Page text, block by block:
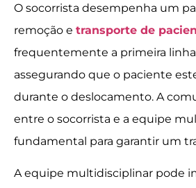
O socorrista desempenha um
remoção e transporte de
frequentemente a primeira
assegurando que o paciente
durante o deslocamento. A
entre o socorrista e a equipe
fundamental para garantir um
A equipe multidisciplinar pode